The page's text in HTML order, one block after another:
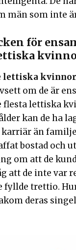
män som inte
för
lettiska kvinnor
om de är
flesta lettiska
kan de ha
än
bostad och
om att de
att de inte var
trettio.
deras